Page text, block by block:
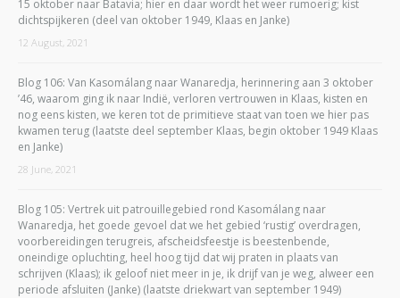
15 oktober naar Batavia; hier en daar wordt het weer rumoerig; kist
dichtspijkeren (deel van oktober 1949, Klaas en Janke)
12 August, 2021
Blog 106: Van Kasomálang naar Wanaredja, herinnering aan 3 oktober
’46, waarom ging ik naar Indië, verloren vertrouwen in Klaas, kisten en
nog eens kisten, we keren tot de primitieve staat van toen we hier pas
kwamen terug (laatste deel september Klaas, begin oktober 1949 Klaas
en Janke)
28 June, 2021
Blog 105: Vertrek uit patrouillegebied rond Kasomálang naar
Wanaredja, het goede gevoel dat we het gebied ‘rustig’ overdragen,
voorbereidingen terugreis, afscheidsfeestje is beestenbende,
oneindige opluchting, heel hoog tijd dat wij praten in plaats van
schrijven (Klaas); ik geloof niet meer in je, ik drijf van je weg, alweer een
periode afsluiten (Janke) (laatste driekwart van september 1949)